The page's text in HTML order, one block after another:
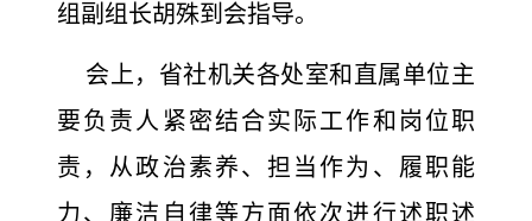
组副组长胡殊到会指导。
会上，省社机关各处室和直属单位主
要负责人紧密结合实际工作和岗位职
责，从政治素养、担当作为、履职能
力、廉洁自律等方面依次进行述职述